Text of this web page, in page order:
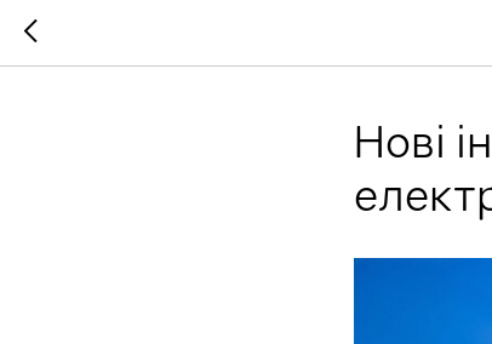
Нові